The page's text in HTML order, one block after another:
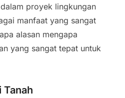
proyek lingkungan
manfaat yang sangat
alasan mengapa
yang sangat tepat untuk
Tanah